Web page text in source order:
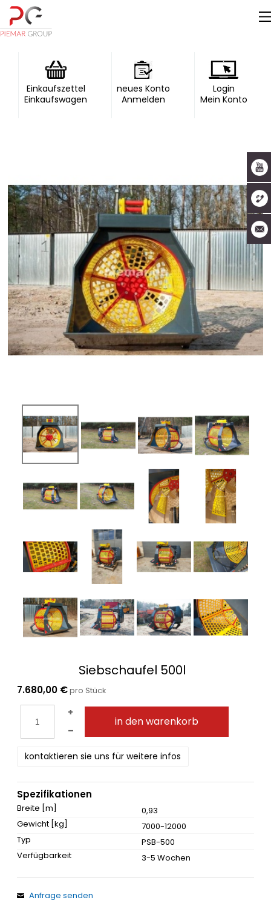
Einkaufszettel
Einkaufswagen
neues Konto
Anmelden
Login
Mein Konto
Siebschaufel 500l
7.680,00 €pro Stück
+
–
in den warenkorb
kontaktieren sie uns für weitere infos
Spezifikationen
Breite [m]
0,93
Gewicht [kg]
7000-12000
Typ
PSB-500
Verfügbarkeit
3-5 Wochen
Anfrage senden